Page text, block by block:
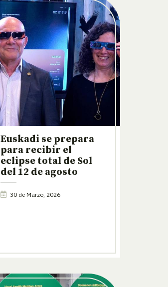
Euskadi se prepara
para recibir el
eclipse total de Sol
del 12 de agosto
30 de Marzo, 2026